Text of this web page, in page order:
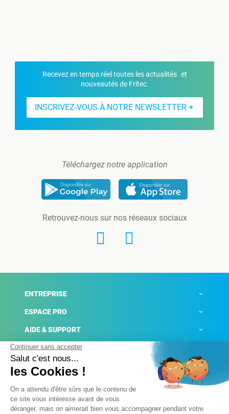
Recevez en temps réel toutes les actualités et
nouveautés de Fritec.
INSCRIVEZ-VOUS À NOTRE NEWSLETTER
Téléchargez notre application
Retrouvez-nous sur nos réseaux sociaux
ENTREPRISE
ESPACE PRO
AIDE & SUPPORT
ACTUALITÉS
Mentions légales